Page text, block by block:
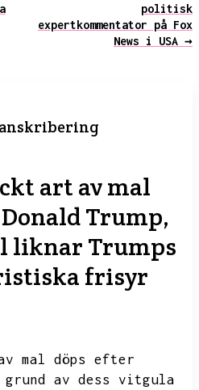
politisk
expertkommentator på Fox
News i USA →
art av mal
Trump,
liknar Trumps
frisyr
mal döps efter
grund av dess vitgula